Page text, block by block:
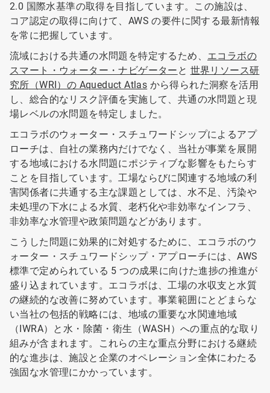
2.0 国際水基準の取得を目指しています。この施設は、
コア認定の取得に向けて、AWS の要件に関する最新情報
を常に把握しています。
流域における共通の水問題を特定するため、 エコラボの
スマート・ウォーター・ナビゲーター と 世界リソース研
究所（WRI）の Aqueduct Atlas から得られた洞察を活用
し、総合的なリスク評価を実施して、共通の水問題と現
場レベルの水問題を特定しました。
エコラボのウォーター・スチュワードシップによるアプ
ローチは、自社の業務内だけでなく、当社が事業を展開
する地域における水問題にポジティブな影響をもたらす
ことを目指しています。工場ならびに関連する地域の利
害関係者に共通する主な課題としては、水不足、汚染や
未処理の下水による水質、老朽化や非効率なインフラ、
非効率な水管理や政策問題などがあります。
こうした問題に効果的に対処するために、エコラボのウ
ォーター・スチュワードシップ・アプローチには、AWS
標準で定められている 5 つの成果に向けた進捗の推進が
盛り込まれています。エコラボは、工場の水収支と水質
の継続的な改善に努めています。事業範囲にとどまらな
い当社の包括的戦略には、地域の重要な水関連地域
（IWRA）と水・除菌・衛生（WASH）への重点的な取り
組みが含まれます。これらの主な重点分野における継続
的な進歩は、施設と企業のオペレーション全体にわたる
強固な水管理にかかっています。